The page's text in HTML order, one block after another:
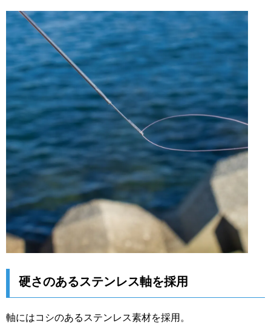
硬さのあるステンレス軸を採用
軸にはコシのあるステンレス素材を採用。